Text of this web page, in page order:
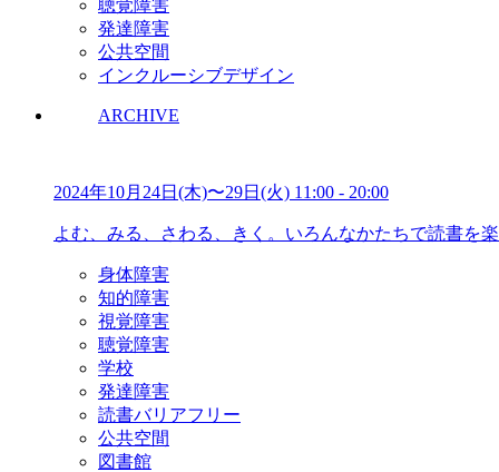
聴覚障害
発達障害
公共空間
インクルーシブデザイン
ARCHIVE
2024年10月24日(木)〜29日(火) 11:00 - 20:00
よむ、みる、さわる、きく。いろんなかたちで読書を
身体障害
知的障害
視覚障害
聴覚障害
学校
発達障害
読書バリアフリー
公共空間
図書館